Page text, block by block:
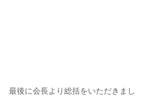
最後に会長より総括をいただきまし